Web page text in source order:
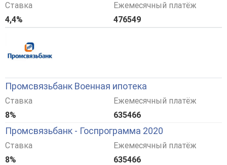
Ставка
4,4%
Ежемесячный платёж
476549
Промсвязьбанк Военная ипотека
Ставка
8%
Ежемесячный платёж
635466
Промсвязьбанк - Госпрограмма 2020
Ставка
8%
Ежемесячный платёж
635466